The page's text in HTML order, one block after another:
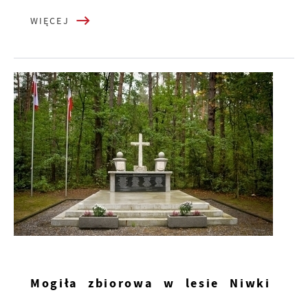
WIĘCEJ
Mogiła zbiorowa w lesie Niwki